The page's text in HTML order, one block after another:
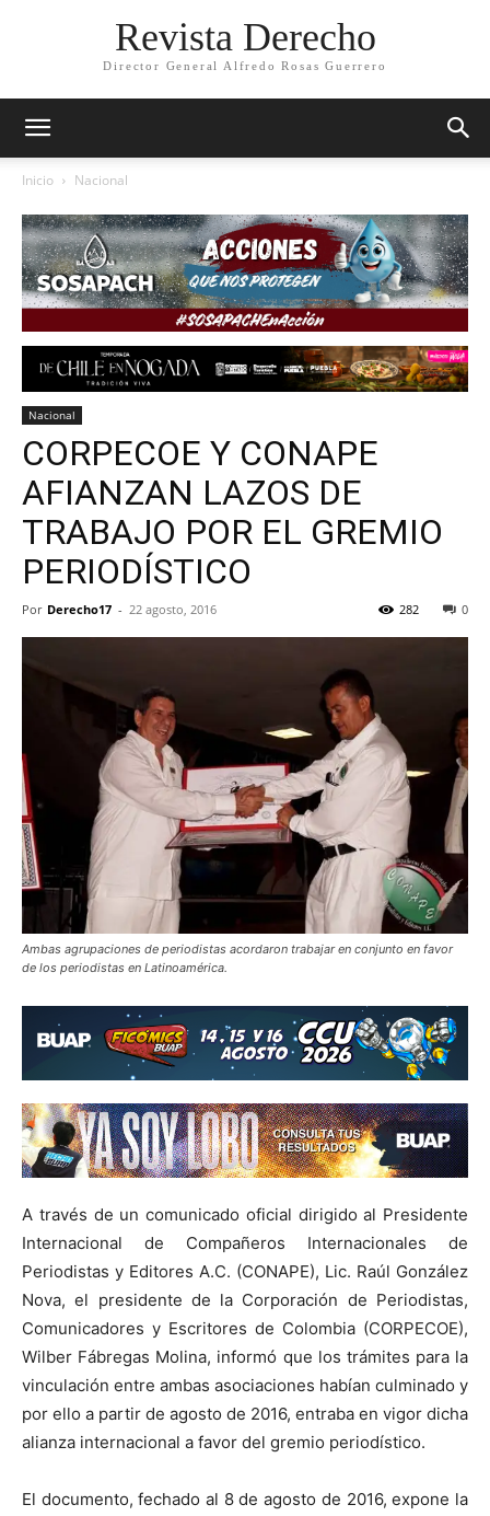
Revista Derecho
Director General Alfredo Rosas Guerrero
Inicio Nacional
Nacional
CORPECOE Y CONAPE
AFIANZAN LAZOS DE
TRABAJO POR EL GREMIO
PERIODÍSTICO
Por Derecho17 - 22 agosto, 2016 0
282
Ambas agrupaciones de periodistas acordaron trabajar en conjunto en favor
de los periodistas en Latinoamérica.
A través de un comunicado oficial dirigido al Presidente
Internacional de Compañeros Internacionales de
Periodistas y Editores A.C. (CONAPE), Lic. Raúl González
Nova, el presidente de la Corporación de Periodistas,
Comunicadores y Escritores de Colombia (CORPECOE),
Wilber Fábregas Molina, informó que los trámites para la
vinculación entre ambas asociaciones habían culminado y
por ello a partir de agosto de 2016, entraba en vigor dicha
alianza internacional a favor del gremio periodístico.
El documento, fechado al 8 de agosto de 2016, expone la